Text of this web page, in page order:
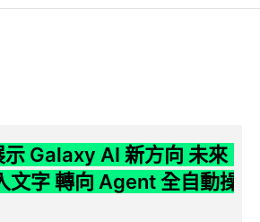
Galaxy AI 新方向 未來
文字 轉向 Agent 全自動操